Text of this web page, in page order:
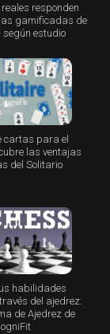
responden
gamificadas de
según estudio
cartas para el
las ventajas
del Solitario
habilidades
del ajedrez:
de Ajedrez de